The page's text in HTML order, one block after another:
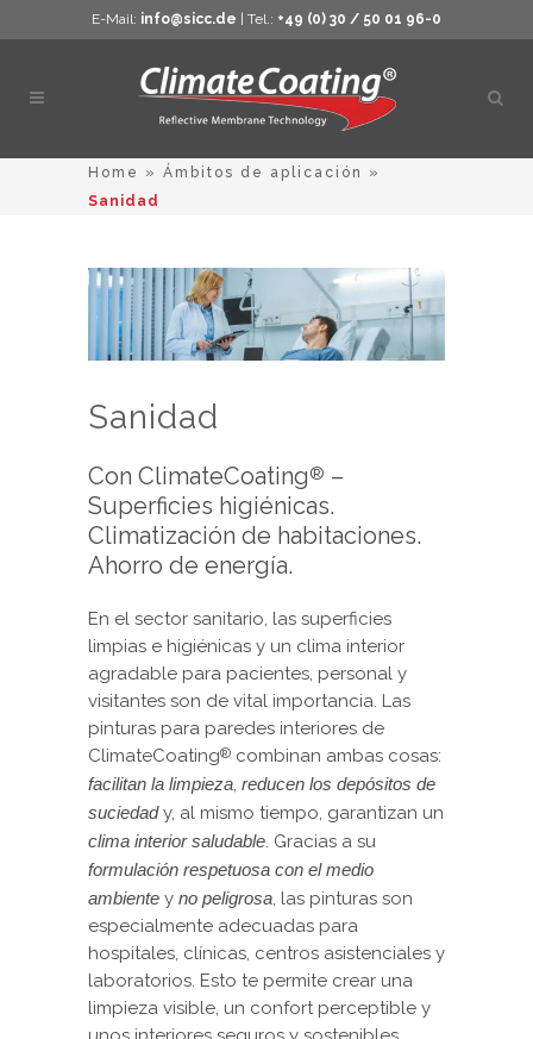
E-Mail: info@sicc.de | Tel.: +49 (0) 30 / 50 01 96-0
Abrir
Home » Ámbitos de aplicación
»
Sanidad
Sanidad
Con ClimateCoating® –
Superficies higiénicas.
Climatización de habitaciones.
Ahorro de energía.
En el sector sanitario, las superficies
limpias e higiénicas y un clima interior
agradable para pacientes, personal y
visitantes son de vital importancia. Las
pinturas para paredes interiores de
ClimateCoating® combinan ambas cosas:
facilitan la limpieza, reducen los depósitos de
suciedady, al mismo tiempo, garantizan un
clima interior saludable. Gracias a su
formulación respetuosa con el medio
ambiente y no peligrosa, las pinturas son
especialmente adecuadas para
hospitales, clínicas, centros asistenciales y
laboratorios. Esto te permite crear una
limpieza visible, un confort perceptible y